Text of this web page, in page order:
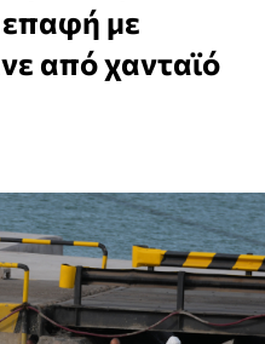
επαφή με
από χανταϊό